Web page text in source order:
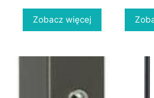
Zobacz więcej